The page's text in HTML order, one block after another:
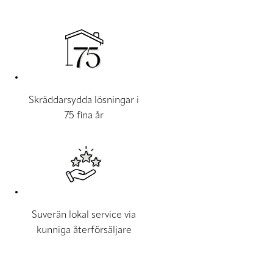
Skräddarsydda lösningar i
75 fina år
Suverän lokal service via
kunniga återförsäljare